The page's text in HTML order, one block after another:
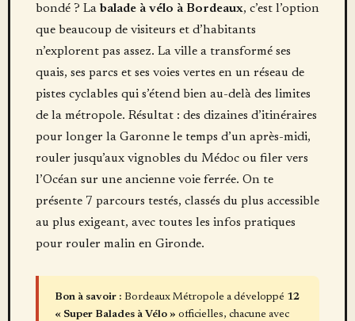
bondé ? La balade à vélo à Bordeaux, c’est l’option
que beaucoup de visiteurs et d’habitants
n’explorent pas assez. La ville a transformé ses
quais, ses parcs et ses voies vertes en un réseau de
pistes cyclables qui s’étend bien au-delà des limites
de la métropole. Résultat : des dizaines d’itinéraires
pour longer la Garonne le temps d’un après-midi,
rouler jusqu’aux vignobles du Médoc ou filer vers
l’Océan sur une ancienne voie ferrée. On te
présente 7 parcours testés, classés du plus accessible
au plus exigeant, avec toutes les infos pratiques
pour rouler malin en Gironde.
Bon à savoir : Bordeaux Métropole a développé 12
« Super Balades à Vélo » officielles, chacune avec